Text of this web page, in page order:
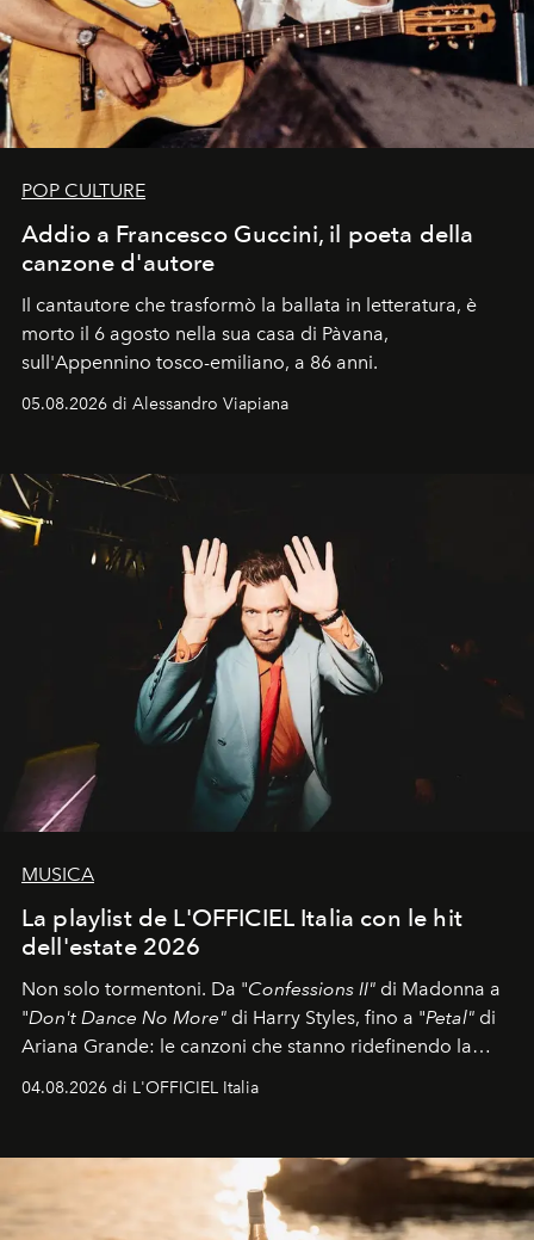
POP CULTURE
Addio a Francesco Guccini, il poeta della
canzone d'autore
Il cantautore che trasformò la ballata in letteratura, è
morto il 6 agosto nella sua casa di Pàvana,
sull'Appennino tosco-emiliano, a 86 anni.
05.08.2026 di Alessandro Viapiana
MUSICA
La playlist de L'OFFICIEL Italia con le hit
dell'estate 2026
Non solo tormentoni. Da "Confessions II" di Madonna a
"Don't Dance No More" di Harry Styles, fino a "Petal" di
Ariana Grande: le canzoni che stanno ridefinendo la
04.08.2026 di L'OFFICIEL Italia